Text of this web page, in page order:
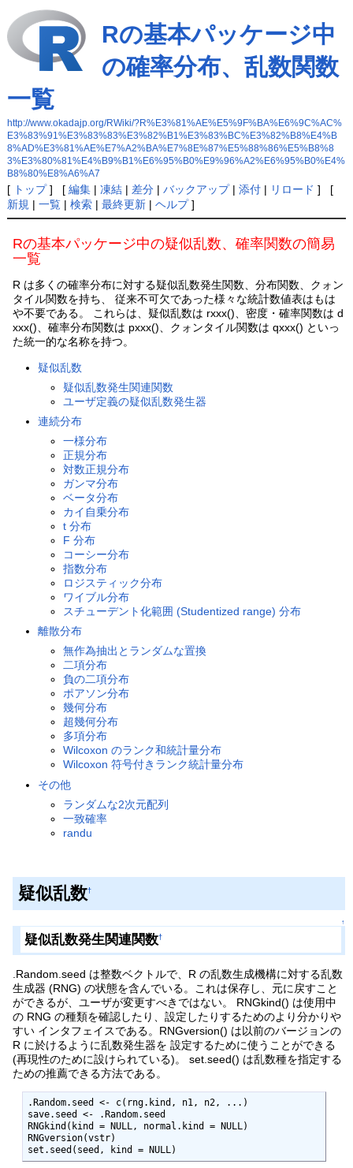
Rの基本パッケージ中
の確率分布、乱数関数
一覧
http://www.okadajp.org/RWiki/?R%E3%81%AE%E5%9F%BA%E6%9C%AC%
E3%83%91%E3%83%83%E3%82%B1%E3%83%BC%E3%82%B8%E4%B
8%AD%E3%81%AE%E7%A2%BA%E7%8E%87%E5%88%86%E5%B8%8
3%E3%80%81%E4%B9%B1%E6%95%B0%E9%96%A2%E6%95%B0%E4%
B8%80%E8%A6%A7
[ トップ] [ 編集| 凍結| 差分| バックアップ| 添付| リロード ] [
新規 | 一覧| 検索| 最終更新| ヘルプ]
Rの基本パッケージ中の疑似乱数、確率関数の簡易
一覧
R は多くの確率分布に対する疑似乱数発生関数、分布関数、クォン
タイル関数を持ち、 従来不可欠であった様々な統計数値表はもは
や不要である。 これらは、疑似乱数は rxxx()、密度・確率関数は d
xxx()、確率分布関数は pxxx()、クォンタイル関数は qxxx() といっ
た統一的な名称を持つ。
疑似乱数
疑似乱数発生関連関数
ユーザ定義の疑似乱数発生器
連続分布
一様分布
正規分布
対数正規分布
ガンマ分布
ベータ分布
カイ自乗分布
t 分布
F 分布
コーシー分布
指数分布
ロジスティック分布
ワイブル分布
スチューデント化範囲 (Studentized range) 分布
離散分布
無作為抽出とランダムな置換
二項分布
負の二項分布
ポアソン分布
幾何分布
超幾何分布
多項分布
Wilcoxon のランク和統計量分布
Wilcoxon 符号付きランク統計量分布
その他
ランダムな2次元配列
一致確率
randu
疑似乱数†
↑
疑似乱数発生関連関数†
.Random.seed は整数ベクトルで、R の乱数生成機構に対する乱数
生成器 (RNG) の状態を含んでいる。これは保存し、元に戻すこと
ができるが、ユーザが変更すべきではない。 RNGkind() は使用中
の RNG の種類を確認したり、設定したりするためのより分かりや
すい インタフェイスである。RNGversion() は以前のバージョンの
R に於けるように乱数発生器を 設定するために使うことができる
(再現性のために設けられている)。 set.seed() は乱数種を指定する
ための推薦できる方法である。
.Random.seed <- c(rng.kind, n1, n2, ...)
save.seed <- .Random.seed
RNGkind(kind = NULL, normal.kind = NULL)
RNGversion(vstr)
set.seed(seed, kind = NULL)